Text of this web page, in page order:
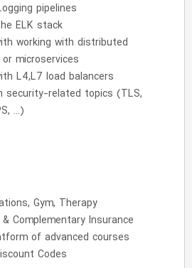
pipelines
ELK stack
working with distributed
microservices
L4,L7 load balancers
security-related topics (TLS,
…)
Gym, Therapy
Complementary Insurance
of advanced courses
Codes